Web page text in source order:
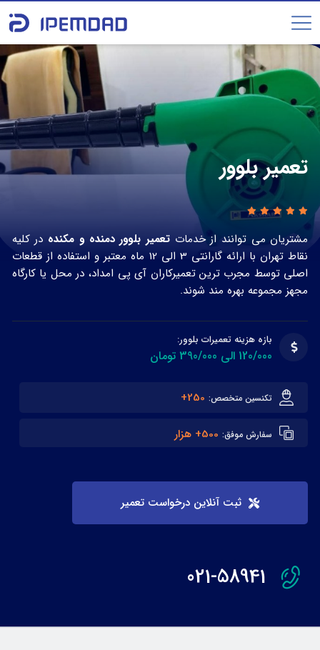
تعمیر بلوور
مشتریان می توانند از خدماتتعمیر بلوور دمنده و مکنده در کلیه
نقاط تهران با ارائه گارانتی 3 الی 12 ماه معتبر و استفاده از قطعات
اصلی توسط مجرب ترین تعمیرکاران آی پی امداد، در محل یا کارگاه
مجهز مجموعه بهره مند شوند.
بازه هزینه تعمیرات بلوور:
120/000 الی 390/000 تومان
تکنسین متخصص: 250+
سفارش موفق: 500+ هزار
ثبت آنلاین درخواست تعمیر
021-58941